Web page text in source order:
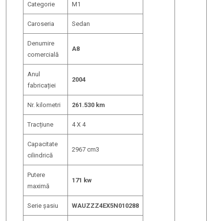
Categorie M1
Caroseria Sedan
Denumire
comercială
A8
Anul
fabricației
2004
Nr. kilometri 261.530 km
Tracțiune 4 X 4
Capacitate
cilindrică
2967 cm3
Putere
maximă
171 kw
Serie șasiu WAUZZZ4EX5N010288